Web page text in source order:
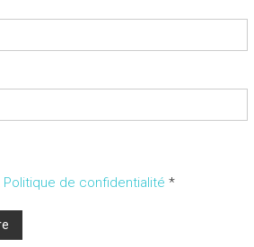
Politique de confidentialité *